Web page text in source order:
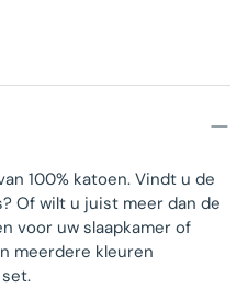
100% katoen. Vindt u de
Of wilt u juist meer dan de
voor uw slaapkamer of
meerdere kleuren